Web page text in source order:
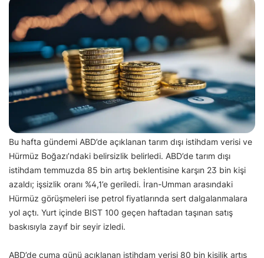
Bu hafta gündemi ABD’de açıklanan tarım dışı istihdam verisi ve
Hürmüz Boğazı’ndaki belirsizlik belirledi. ABD’de tarım dışı
istihdam temmuzda 85 bin artış beklentisine karşın 23 bin kişi
azaldı; işsizlik oranı %4,1’e geriledi. İran-Umman arasındaki
Hürmüz görüşmeleri ise petrol fiyatlarında sert dalgalanmalara
yol açtı. Yurt içinde BIST 100 geçen haftadan taşınan satış
baskısıyla zayıf bir seyir izledi.
ABD’de cuma günü açıklanan istihdam verisi 80 bin kişilik artış